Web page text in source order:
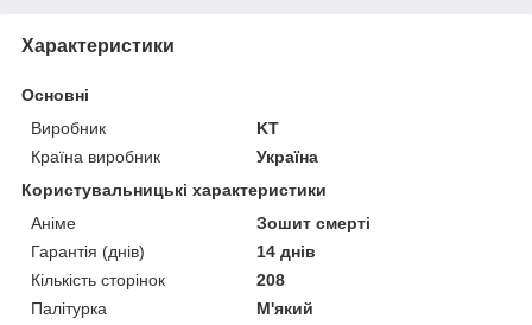
Характеристики
Основні
Виробник
KT
Країна виробник
Україна
Користувальницькі характеристики
Аніме
Зошит смерті
Гарантія (днів)
14 днів
Кількість сторінок
208
Палітурка
М'який